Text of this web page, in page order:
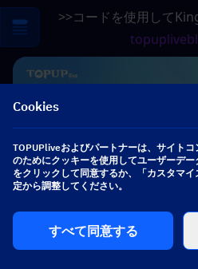
Cookies
TOPUPliveおよびパートナーは、サイト
のためにクッキーを使用してユーザーデー
をクリックして同意するか、「カスタマ
定から調整してください。
すべて同意する